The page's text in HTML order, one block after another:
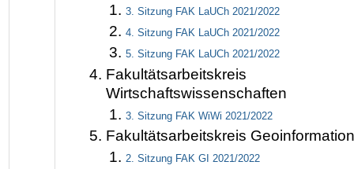
3. Sitzung FAK LaUCh 2021/2022
4. Sitzung FAK LaUCh 2021/2022
5. Sitzung FAK LaUCh 2021/2022
Fakultätsarbeitskreis
Wirtschaftswissenschaften
3. Sitzung FAK WiWi 2021/2022
Fakultätsarbeitskreis Geoinformation
2. Sitzung FAK GI 2021/2022